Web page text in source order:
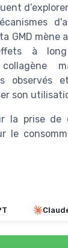
GMD mène
à
collagène
observés
son
la prise de
le